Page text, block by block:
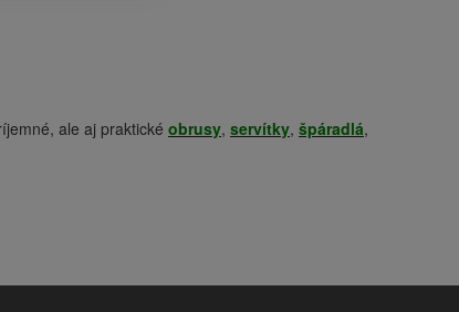
ale aj praktické obrusy, servítky, špáradlá,